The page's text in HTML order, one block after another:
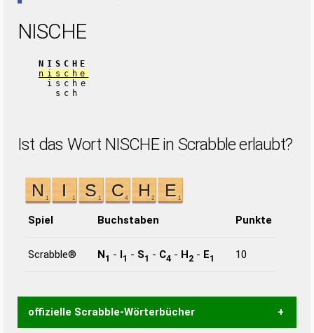
NISCHE
NISCHE
nische
ische
sch
Ist das Wort NISCHE in Scrabble erlaubt?
Spiel Buchstaben Punkte
Scrabble® N1 - I1 - S1 - C4 - H2 - E1 10
offizielle Scrabble-Wörterbücher